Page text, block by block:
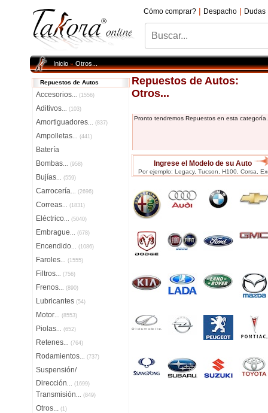
Cómo comprar? | Despacho | Dudas
Inicio»Otros...
Repuestos de Autos
Accesorios... (1556)
Aditivos... (103)
Amortiguadores... (837)
Ampolletas... (441)
Batería
Bombas... (958)
Bujías... (559)
Carrocería... (2696)
Correas... (1831)
Eléctrico... (5040)
Embrague... (678)
Encendido... (1086)
Faroles... (1555)
Filtros... (756)
Frenos... (890)
Lubricantes (54)
Motor... (8553)
Piolas... (652)
Retenes... (764)
Rodamientos... (737)
Suspensión/
Dirección... (1699)
Transmisión... (849)
Otros... (1)
Repuestos de Autos:
Otros...
Pronto tendremos Repuestos en esta categoría.
Ingrese el Modelo de su Auto
Por ejemplo: Legacy, Tucson, H100, Corsa,